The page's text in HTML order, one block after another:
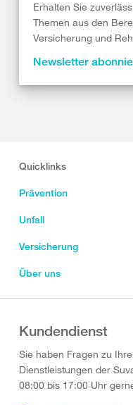
Erhalten Sie
Themen aus den
Versicherung und
Newsletter
Quicklinks
Prävention
Unfall
Versicherung
Über uns
Kundendienst
Sie haben Fragen zu
Dienstleistungen der
08:00 bis 17:00 Uhr